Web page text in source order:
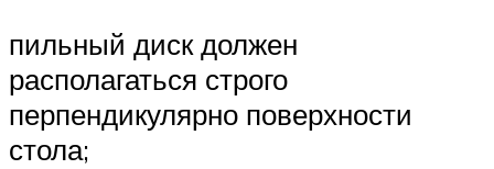
пильный диск должен
располагаться строго
перпендикулярно поверхности
стола;